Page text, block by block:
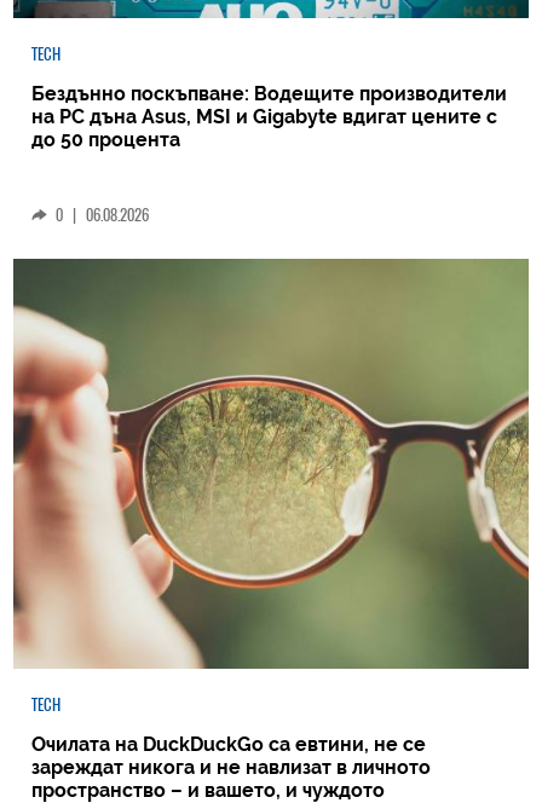
TECH
Бездънно поскъпване: Водещите производители
на РС дъна Asus, MSI и Gigabyte вдигат цените с
до 50 процента
0 | 06.08.2026
TECH
Очилата на DuckDuckGo са евтини, не се
зареждат никога и не навлизат в личното
пространство – и вашето, и чуждото